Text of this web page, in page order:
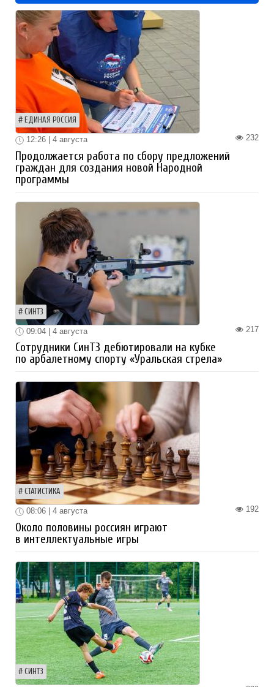
ЕДИНАЯ РОССИЯ
232
12:26 | 4 августа
Продолжается работа по сбору предложений
граждан для создания новой Народной
программы
СИНТЗ
217
09:04 | 4 августа
Сотрудники СинТЗ дебютировали на кубке
по арбалетному спорту «Уральская стрела»
СТАТИСТИКА
192
08:06 | 4 августа
Около половины россиян играют
в интеллектуальные игры
СИНТЗ